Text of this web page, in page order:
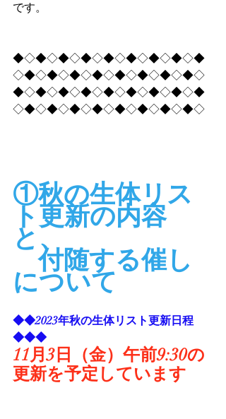
です。
◆◇◆◇◆◇◆◇◆◇◆◇◆◇◆◇◆
◇◆◇◆◇◆◇◆◇◆◇◆◇◆◇◆◇
◆◇◆◇◆◇◆◇◆◇◆◇◆◇◆◇◆
◇◆◇◆◇◆◇◆◇◆◇◆◇◆◇◆◇
①秋の生体リス
ト更新の内容
と、
付随する催し
について
◆◆2023年秋の生体リスト更新日程
◆◆◆
11月3日（金）午前9:30の
更新を予定しています